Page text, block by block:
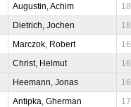
Augustin, Achim
Dietrich, Jochen
Marczok, Robert
Christ, Helmut
Heemann, Jonas
Antipka, Gherman